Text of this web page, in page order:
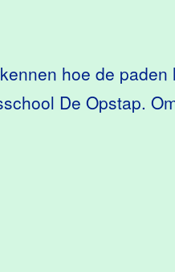
hoe de
De Opstap.